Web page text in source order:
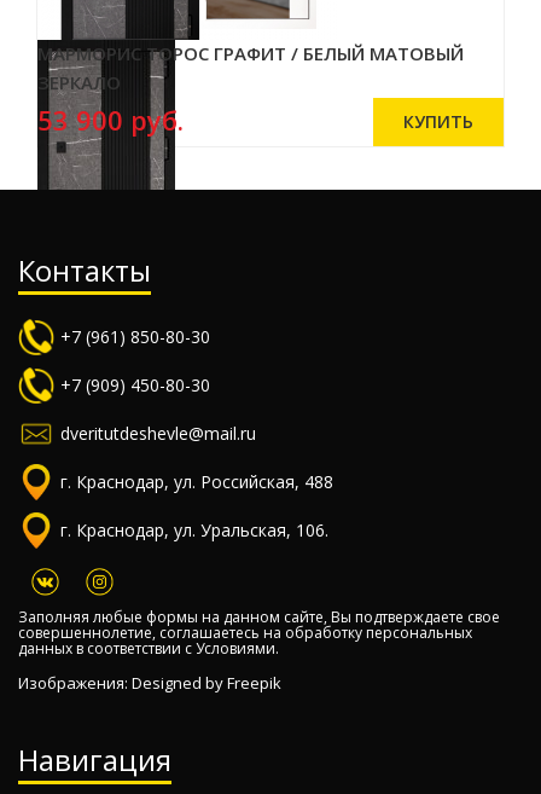
МАРМОРИС ТОРОС ГРАФИТ / БЕЛЫЙ МАТОВЫЙ
ЗЕРКАЛО
53 900 руб.
Контакты
+7 (961) 850-80-30
+7 (909) 450-80-30
dveritutdeshevle@mail.ru
г. Краснодар, ул. Российская, 488
г. Краснодар, ул. Уральская, 106.
Заполняя любые формы на данном сайте, Вы подтверждаете свое
совершеннолетие, соглашаетесь на обработку персональных
данных в соответствии сУсловиями.
Изображения: Designed byFreepik
Навигация